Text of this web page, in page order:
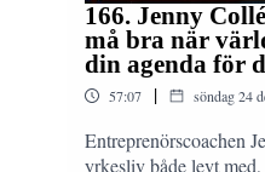
166. Jenny
må bra när
din agenda för
57:07 | söndag 24
Entreprenörscoachen
yrkesliv både levt